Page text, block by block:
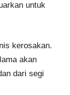
untuk
kerosakan.
akan
dari segi